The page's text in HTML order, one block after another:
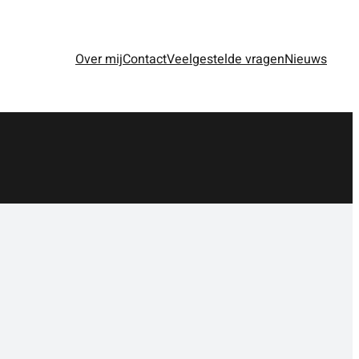
Over mijContactVeelgestelde vragenNieuws